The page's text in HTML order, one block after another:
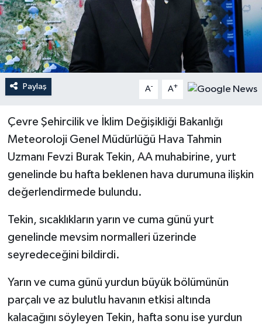
Paylaş A- A+
Çevre Şehircilik ve İklim Değişikliği Bakanlığı
Meteoroloji Genel Müdürlüğü Hava Tahmin
Uzmanı Fevzi Burak Tekin, AA muhabirine, yurt
genelinde bu hafta beklenen hava durumuna ilişkin
değerlendirmede bulundu.
Tekin, sıcaklıkların yarın ve cuma günü yurt
genelinde mevsim normalleri üzerinde
seyredeceğini bildirdi.
Yarın ve cuma günü yurdun büyük bölümünün
parçalı ve az bulutlu havanın etkisi altında
kalacağını söyleyen Tekin, hafta sonu ise yurdun